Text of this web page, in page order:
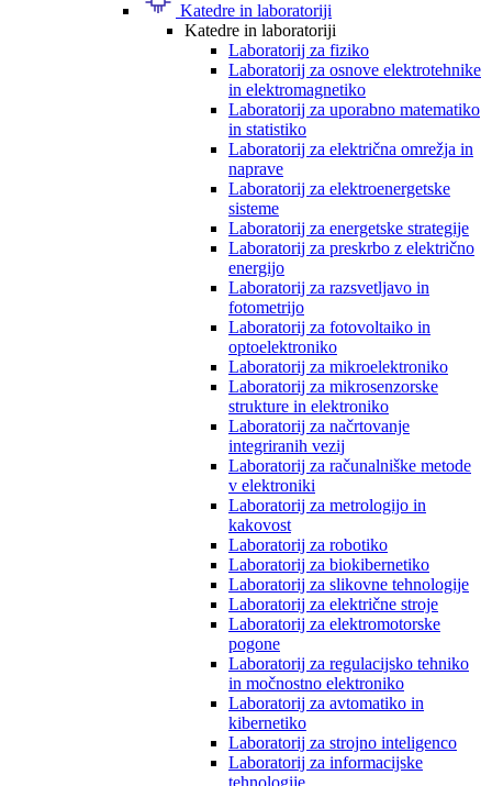
Katedre in laboratoriji
Katedre in laboratoriji
Laboratorij za fiziko
Laboratorij za osnove elektrotehnike
in elektromagnetiko
Laboratorij za uporabno matematiko
in statistiko
Laboratorij za električna omrežja in
naprave
Laboratorij za elektroenergetske
sisteme
Laboratorij za energetske strategije
Laboratorij za preskrbo z električno
energijo
Laboratorij za razsvetljavo in
fotometrijo
Laboratorij za fotovoltaiko in
optoelektroniko
Laboratorij za mikroelektroniko
Laboratorij za mikrosenzorske
strukture in elektroniko
Laboratorij za načrtovanje
integriranih vezij
Laboratorij za računalniške metode
v elektroniki
Laboratorij za metrologijo in
kakovost
Laboratorij za robotiko
Laboratorij za biokibernetiko
Laboratorij za slikovne tehnologije
Laboratorij za električne stroje
Laboratorij za elektromotorske
pogone
Laboratorij za regulacijsko tehniko
in močnostno elektroniko
Laboratorij za avtomatiko in
kibernetiko
Laboratorij za strojno inteligenco
Laboratorij za informacijske
tehnologije